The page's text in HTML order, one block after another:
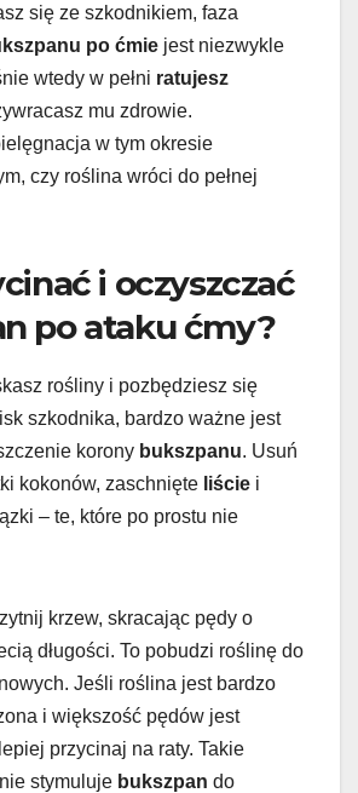
się ze szkodnikiem, faza
po ćmie jest niezwykle
wtedy w pełni ratujesz
mu zdrowie.
w tym okresie
czy roślina wróci do pełnej
i oczyszczać
po ataku ćmy?
rośliny i pozbędziesz się
szkodnika, bardzo ważne jest
korony bukszpanu. Usuń
kokonów, zaschnięte liście i
– te, które po prostu nie
krzew, skracając pędy o
długości. To pobudzi roślinę do
Jeśli roślina jest bardzo
i większość pędów jest
przycinaj na raty. Takie
stymuluje bukszpan do